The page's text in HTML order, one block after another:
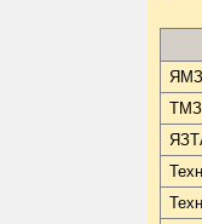
ЯМЗ
ТМЗ